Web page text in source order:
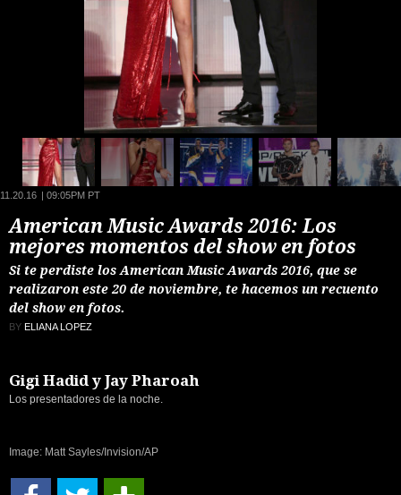
11.20.16 | 09:05PM PT
American Music Awards 2016: Los
mejores momentos del show en fotos
Si te perdiste los American Music Awards 2016, que se
realizaron este 20 de noviembre, te hacemos un recuento
del show en fotos.
BY ELIANA LOPEZ
Gigi Hadid y Jay Pharoah
Los presentadores de la noche.
Image: Matt Sayles/Invision/AP